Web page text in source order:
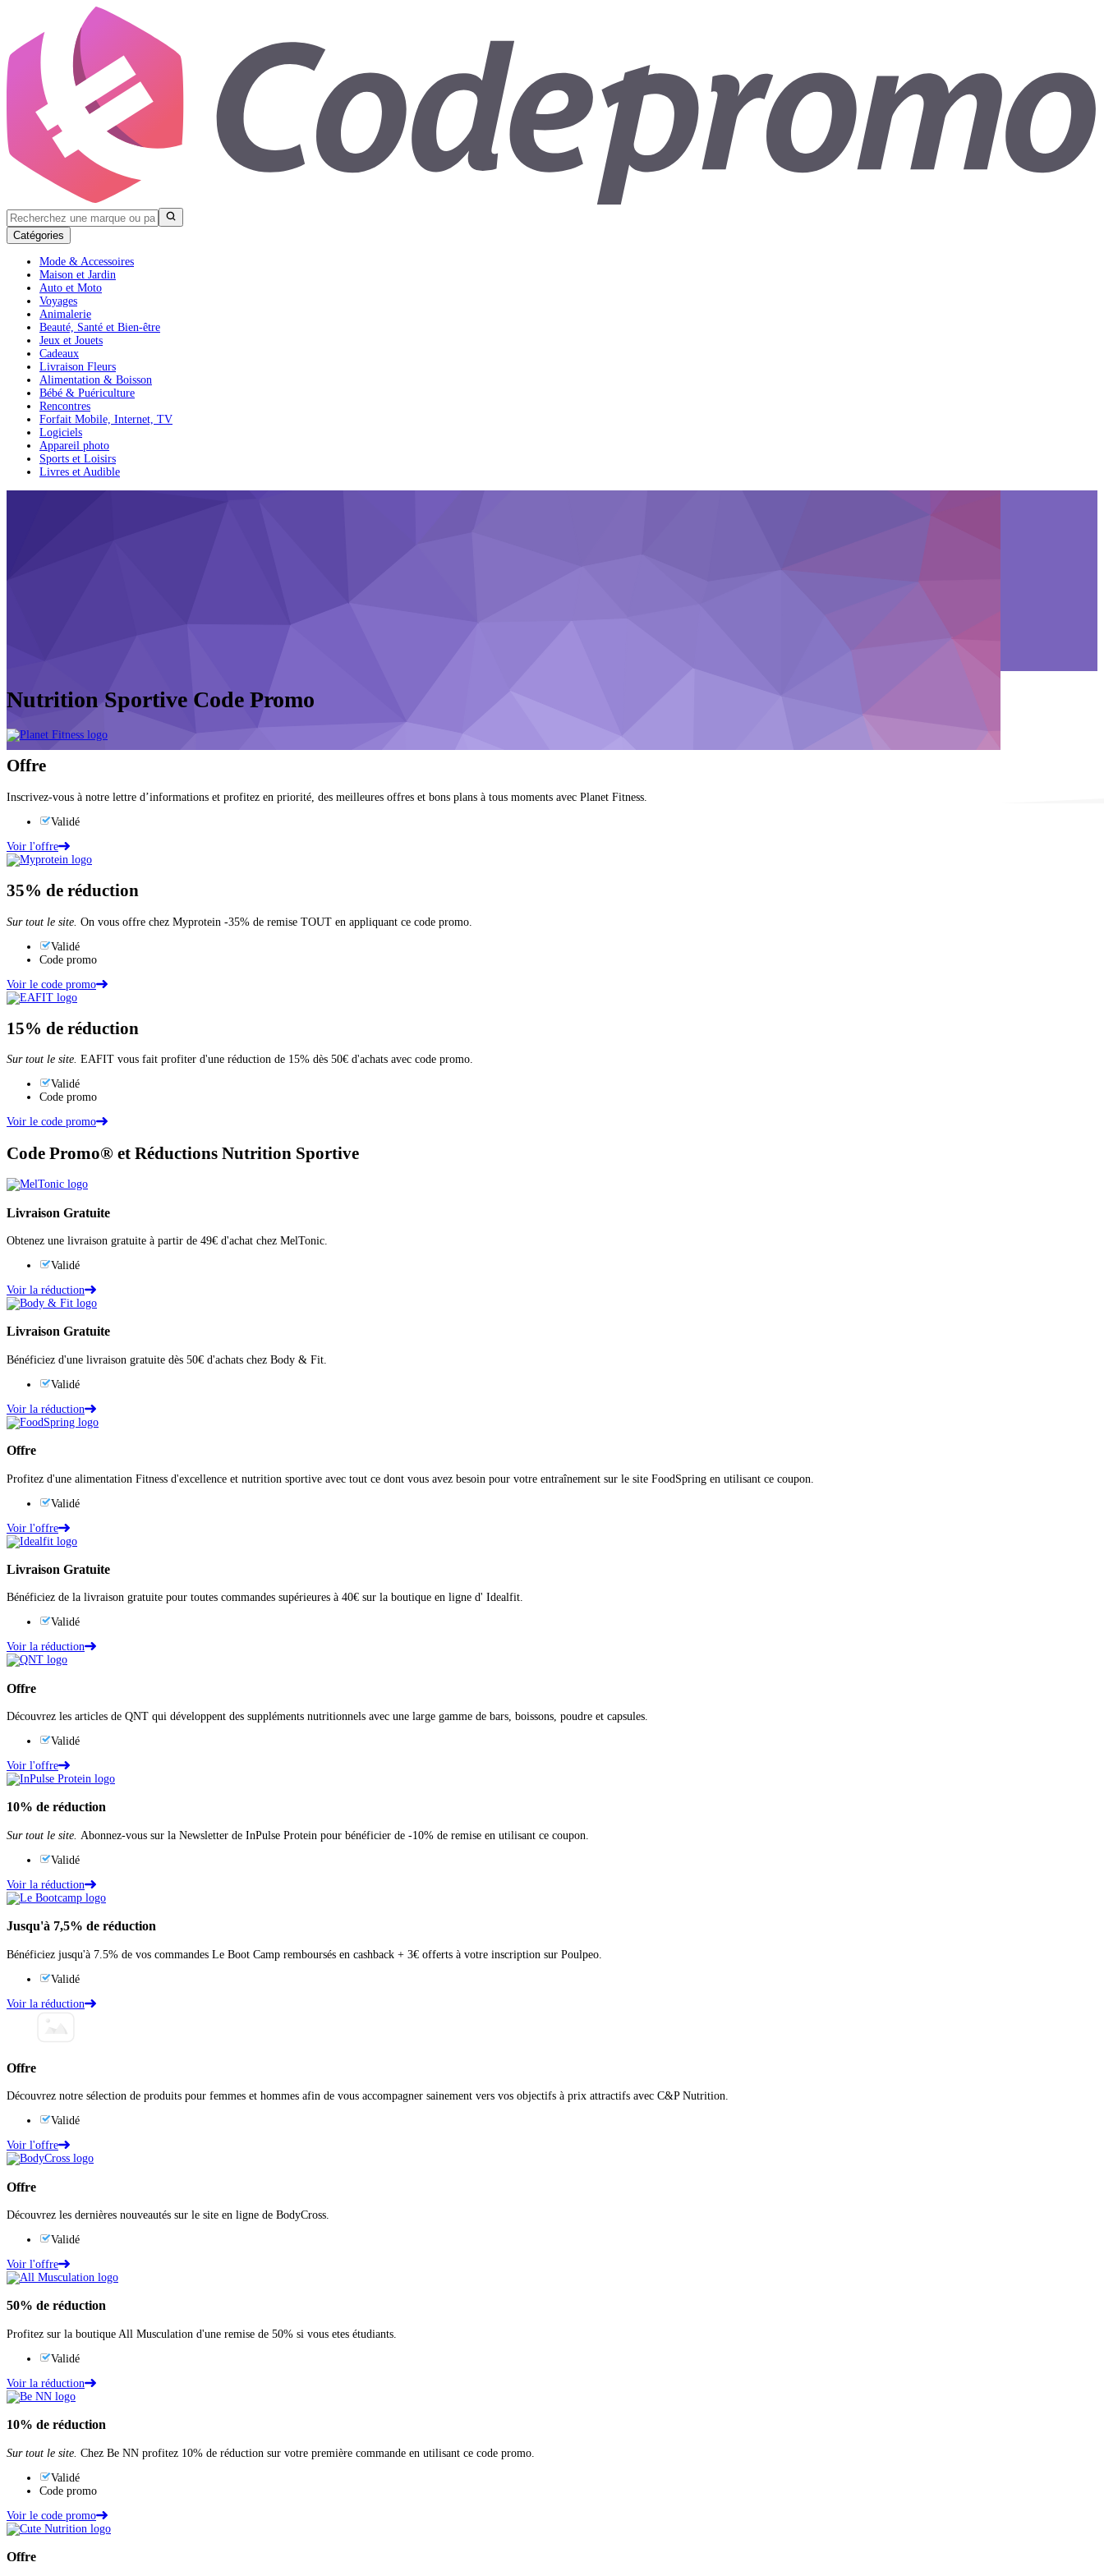
Catégories
Mode & Accessoires
Maison et Jardin
Auto et Moto
Voyages
Animalerie
Beauté, Santé et Bien-être
Jeux et Jouets
Cadeaux
Livraison Fleurs
Alimentation & Boisson
Bébé & Puériculture
Rencontres
Forfait Mobile, Internet, TV
Logiciels
Appareil photo
Sports et Loisirs
Livres et Audible
Nutrition Sportive Code Promo
Offre
Inscrivez-vous à notre lettre d’informations et profitez en priorité, des meilleures offres et bons plans à tous moments avec Planet Fitness.
Validé
Voir l'offre
35% de réduction
Sur tout le site. On vous offre chez Myprotein -35% de remise TOUT en appliquant ce code promo.
Validé
Code promo
Voir le code promo
15% de réduction
Sur tout le site. EAFIT vous fait profiter d'une réduction de 15% dès 50€ d'achats avec code promo.
Validé
Code promo
Voir le code promo
Code Promo® et Réductions Nutrition Sportive
Livraison Gratuite
Obtenez une livraison gratuite à partir de 49€ d'achat chez MelTonic.
Validé
Voir la réduction
Livraison Gratuite
Bénéficiez d'une livraison gratuite dès 50€ d'achats chez Body & Fit.
Validé
Voir la réduction
Offre
Profitez d'une alimentation Fitness d'excellence et nutrition sportive avec tout ce dont vous avez besoin pour votre entraînement sur le site FoodSpring en utilisant ce coupon.
Validé
Voir l'offre
Livraison Gratuite
Bénéficiez de la livraison gratuite pour toutes commandes supérieures à 40€ sur la boutique en ligne d' Idealfit.
Validé
Voir la réduction
Offre
Découvrez les articles de QNT qui développent des suppléments nutritionnels avec une large gamme de bars, boissons, poudre et capsules.
Validé
Voir l'offre
10% de réduction
Sur tout le site. Abonnez-vous sur la Newsletter de InPulse Protein pour bénéficier de -10% de remise en utilisant ce coupon.
Validé
Voir la réduction
Jusqu'à 7,5% de réduction
Bénéficiez jusqu'à 7.5% de vos commandes Le Boot Camp remboursés en cashback + 3€ offerts à votre inscription sur Poulpeo.
Validé
Voir la réduction
Offre
Découvrez notre sélection de produits pour femmes et hommes afin de vous accompagner sainement vers vos objectifs à prix attractifs avec C&P Nutrition.
Validé
Voir l'offre
Offre
Découvrez les dernières nouveautés sur le site en ligne de BodyCross.
Validé
Voir l'offre
50% de réduction
Profitez sur la boutique All Musculation d'une remise de 50% si vous etes étudiants.
Validé
Voir la réduction
10% de réduction
Sur tout le site. Chez Be NN profitez 10% de réduction sur votre première commande en utilisant ce code promo.
Validé
Code promo
Voir le code promo
Offre